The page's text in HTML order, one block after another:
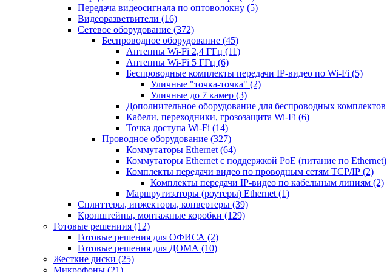
Передача видеосигнала по оптоволокну (5)
Видеоразветвители (16)
Сетевое оборудование (372)
Беспроводное оборудование (45)
Антенны Wi-Fi 2,4 ГГц (11)
Антенны Wi-Fi 5 ГГц (6)
Беспроводные комплекты передачи IP-видео по Wi-Fi (5)
Уличные "точка-точка" (2)
Уличные до 7 камер (3)
Дополнительное оборудование для беспроводных комплектов
Кабели, переходники, грозозащита Wi-Fi (6)
Точка доступа Wi-Fi (14)
Проводное оборудование (327)
Коммутаторы Ethernet (64)
Коммутаторы Ethernet с поддержкой PoE (питание по Ethernet)
Комплекты передачи видео по проводным сетям TCP/IP (2)
Комплекты передачи IP-видео по кабельным линиям (2)
Маршрутизаторы (роутеры) Ethernet (1)
Сплиттеры, инжекторы, конвертеры (39)
Кронштейны, монтажные коробки (129)
Готовые решениия (12)
Готовые решения для ОФИСА (2)
Готовые решения для ДОМА (10)
Жесткие диски (25)
Микрофоны (21)